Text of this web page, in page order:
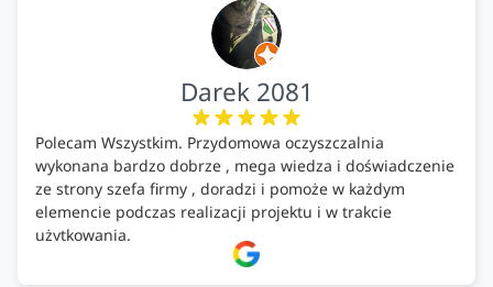
Darek 2081
Polecam Wszystkim. Przydomowa oczyszczalnia
wykonana bardzo dobrze , mega wiedza i doświadczenie
ze strony szefa firmy , doradzi i pomoże w każdym
elemencie podczas realizacji projektu i w trakcie
użytkowania.
Firma godna zaufania. Tak trzymać!